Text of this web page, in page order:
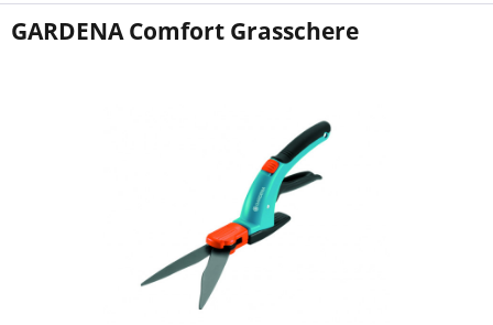
GARDENA Comfort Grasschere